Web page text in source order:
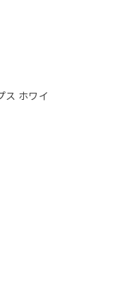
ス ホワイ